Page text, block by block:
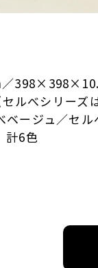
べシリーズ
ージュ／セ
計6色